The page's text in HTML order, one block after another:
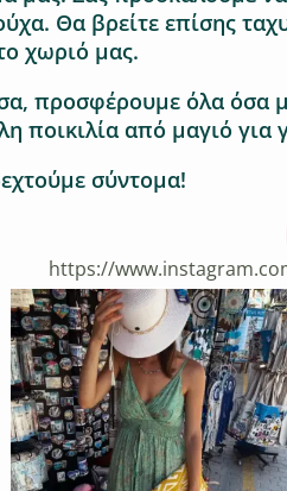
Θα βρείτε επίσης
χωριό μας.
προσφέρουμε όλα όσα
ποικιλία από μαγιό για
σύντομα!
https://